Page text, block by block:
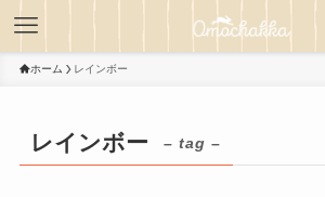
ホーム レインボー
レインボー – tag –